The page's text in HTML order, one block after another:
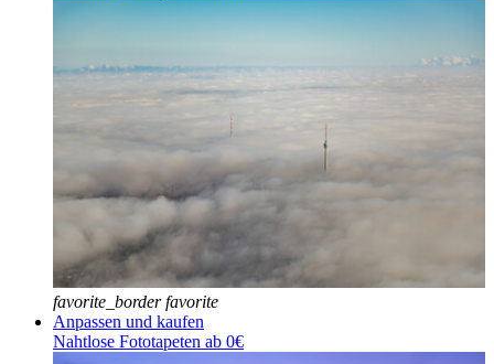
favorite_border favorite
Anpassen und kaufen
Nahtlose Fototapeten ab 0€